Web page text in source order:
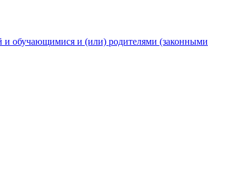
и обучающимися и (или) родителями (законными